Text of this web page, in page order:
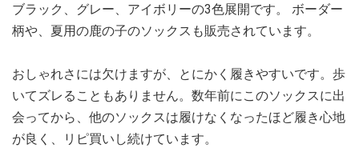
ブラック、グレー、アイボリーの3色展開です。 ボーダー
柄や、夏用の鹿の子のソックスも販売されています。
おしゃれさには欠けますが、とにかく履きやすいです。歩
いてズレることもありません。数年前にこのソックスに出
会ってから、他のソックスは履けなくなったほど履き心地
が良く、リピ買いし続けています。